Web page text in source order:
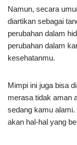
Namun, secara
diartikan sebagai
perubahan dalam
perubahan dalam
kesehatanmu.
Mimpi ini juga bisa
merasa tidak aman
sedang kamu
akan hal-hal yang